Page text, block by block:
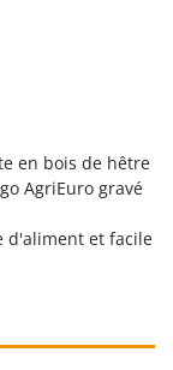
en bois de hêtre
AgriEuro gravé
d'aliment et facile